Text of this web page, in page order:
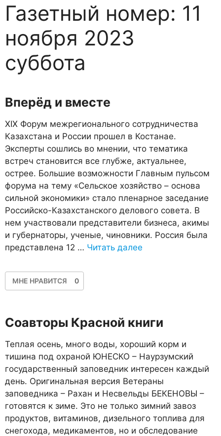
Газетный номер: 11
ноября 2023
суббота
Вперёд и вместе
XIX Форум межрегионального сотрудничества
Казахстана и России прошел в Костанае.
Эксперты сошлись во мнении, что тематика
встреч становится все глубже, актуальнее,
острее. Большие возможности Главным пульсом
форума на тему «Сельское хозяйство – основа
сильной экономики» стало пленарное заседание
Российско-Казахстанского делового совета. В
нем участвовали представители бизнеса, акимы
и губернаторы, ученые, чиновники. Россия была
представлена 12 … Читать далее
МНЕ НРАВИТСЯ 0
Соавторы Красной книги
Теплая осень, много воды, хороший корм и
тишина под охраной ЮНЕСКО – Наурзумский
государственный заповедник интересен каждый
день. Оригинальная версия Ветераны
заповедника – Рахан и Несвельды БЕКЕНОВЫ –
готовятся к зиме. Это не только зимний завоз
продуктов, витаминов, дизельного топлива для
снегохода, медикаментов, но и обследование